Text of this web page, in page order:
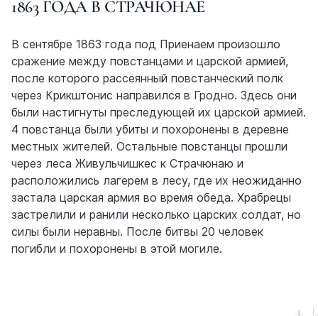
1863 ГОДА В СТРАЧЮНАЕ
В сентябре 1863 года под Приенаем произошло
сражение между повстанцами и царской армией,
после которого рассеянный повстанческий полк
через Крикштонис направился в Гродно. Здесь они
были настигнуты преследующей их царской армией.
4 повстанца были убиты и похоронены в деревне
местных жителей. Остальные повстанцы прошли
через леса Живульчишкес к Страчюнаю и
расположились лагерем в лесу, где их неожиданно
застала царская армия во время обеда. Храбрецы
застрелили и ранили несколько царских солдат, но
силы были неравны. После битвы 20 человек
погибли и похоронены в этой могиле.